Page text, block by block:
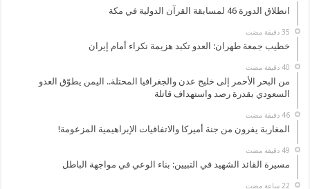
انطلاق الدورة 46 لمسابقة القرآن الدولية في مكة
خطيب جمعة طهران: العدو تكبد هزيمة نكراء أمام إيران
من البحر الأحمر إلى خليج عدن والجغرافيا المحتلة.. اليمن يطوّق العدو
السعودي بقدرة رصد واستهداف قاتلة
‏46 دقيقة مضت
المغاربة يفرون من جنة أميركا والاتفاقيات الإبراهيمية المزعومة!
مسيرة القائد الشهيد في التبيين: بناء الوعي في مواجهة الباطل